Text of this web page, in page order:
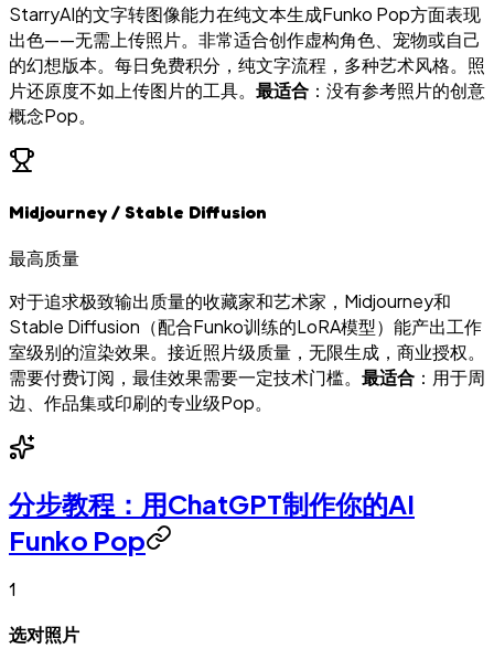
StarryAI的文字转图像能力在纯文本生成Funko Pop方面表现
出色——无需上传照片。非常适合创作虚构角色、宠物或自己
的幻想版本。每日免费积分，纯文字流程，多种艺术风格。照
片还原度不如上传图片的工具。 最适合 ：没有参考照片的创意
概念Pop。
Midjourney / Stable Diffusion
最高质量
对于追求极致输出质量的收藏家和艺术家，Midjourney和
Stable Diffusion（配合Funko训练的LoRA模型）能产出工作
室级别的渲染效果。接近照片级质量，无限生成，商业授权。
需要付费订阅，最佳效果需要一定技术门槛。 最适合 ：用于周
边、作品集或印刷的专业级Pop。
分步教程：用ChatGPT制作你的AI
Funko Pop
1
选对照片